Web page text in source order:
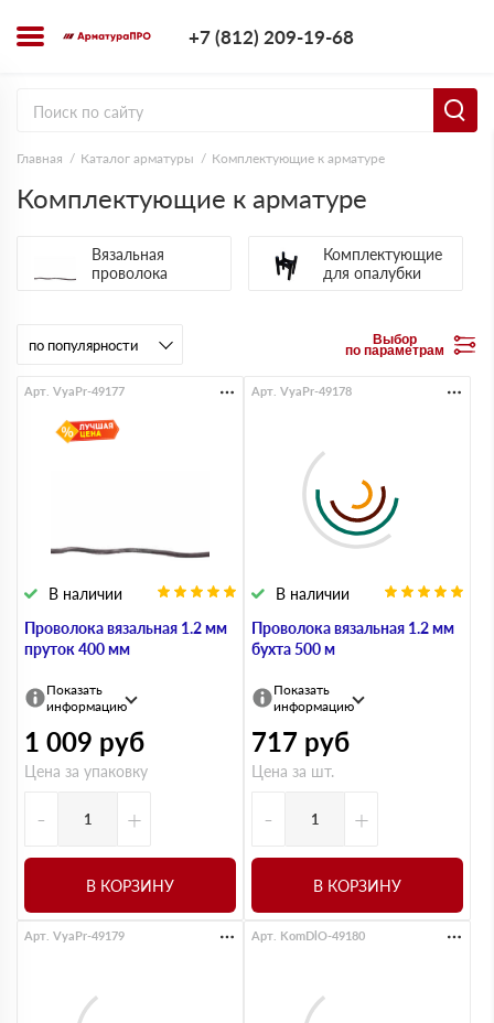
+7 (812) 209-19-68
Главная Каталог арматуры Комплектующие к арматуре
Комплектующие к арматуре
Вязальная
проволока
Комплектующие
для опалубки
Выбор
по параметрам
Проволока вязальная 1.2 мм
пруток 400 мм
В наличии
Арт. VyaPr-49177
Показать
информацию
1 009 руб
Цена за упаковку
- +
В КОРЗИНУ
Проволока вязальная 1.2 мм
бухта 500 м
В наличии
Арт. VyaPr-49178
Показать
информацию
717 руб
Цена за шт.
- +
В КОРЗИНУ
Арт. VyaPr-49179 Арт. KomDlO-49180